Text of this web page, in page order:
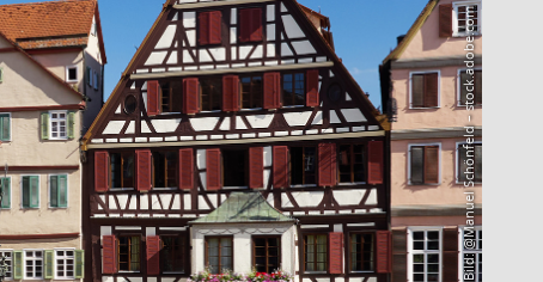
Bild: @Manuel Schönfeld – stock.adobe.com